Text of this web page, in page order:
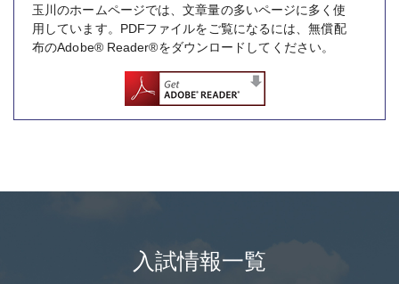
玉川のホームページでは、文章量の多いページに多く使
用しています。PDFファイルをご覧になるには、無償配
布のAdobe® Reader®をダウンロードしてください。
入試情報一覧